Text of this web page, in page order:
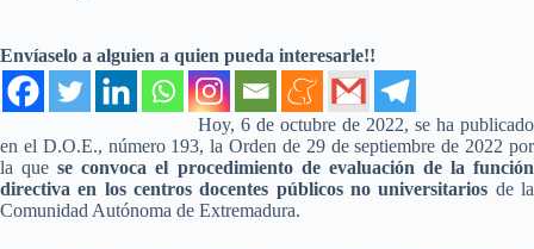
Envíaselo a alguien a quien pueda interesarle!!
Hoy, 6 de octubre de 2022, se ha publicado
en el D.O.E., número 193, la Orden de 29 de septiembre de 2022 por
la quese convoca el procedimiento de evaluación de la función
directiva en los centros docentes públicos no universitarios de la
Comunidad Autónoma de Extremadura.